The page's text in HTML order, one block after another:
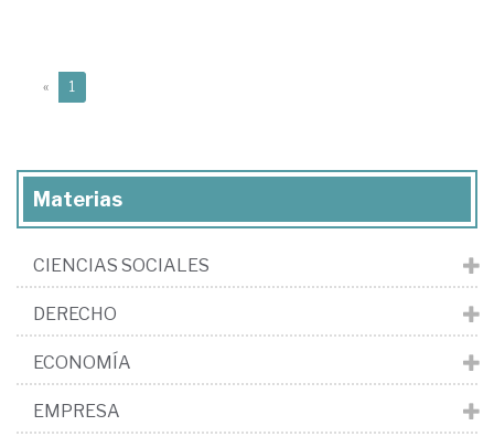
« 1
Materias
CIENCIAS SOCIALES
DERECHO
ECONOMÍA
EMPRESA